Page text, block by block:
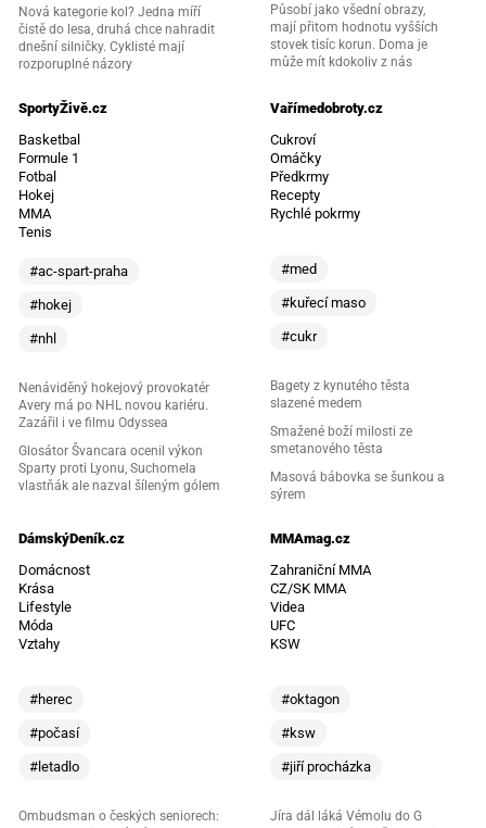
Nová kategorie kol? Jedna míří
čistě do lesa, druhá chce nahradit
dnešní silničky. Cyklisté mají
rozporuplné názory
Působí jako všední obrazy,
mají přitom hodnotu vyšších
stovek tisíc korun. Doma je
může mít kdokoliv z nás
SportyŽivě.cz
Basketbal
Formule 1
Fotbal
Hokej
MMA
Tenis
#ac-spart-praha
#hokej
#nhl
Nenáviděný hokejový provokatér
Avery má po NHL novou kariéru.
Zazářil i ve filmu Odyssea
Glosátor Švancara ocenil výkon
Sparty proti Lyonu, Suchomela
vlastňák ale nazval šíleným gólem
Vařímedobroty.cz
Cukroví
Omáčky
Předkrmy
Recepty
Rychlé pokrmy
#med
#kuřecí maso
#cukr
Bagety z kynutého těsta
slazené medem
Smažené boží milosti ze
smetanového těsta
Masová bábovka se šunkou a
sýrem
DámskýDeník.cz
Domácnost
Krása
Lifestyle
Móda
Vztahy
#herec
#počasí
#letadlo
Ombudsman o českých seniorech:
MMAmag.cz
Zahraniční MMA
CZ/SK MMA
Videa
UFC
KSW
#oktagon
#ksw
#jiří procházka
Jíra dál láká Vémolu do G